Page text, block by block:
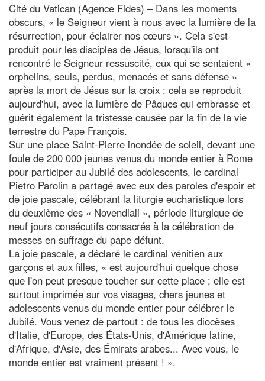
Cité du Vatican (Agence Fides) – Dans les moments
obscurs, « le Seigneur vient à nous avec la lumière de la
résurrection, pour éclairer nos cœurs ». Cela s'est
produit pour les disciples de Jésus, lorsqu'ils ont
rencontré le Seigneur ressuscité, eux qui se sentaient «
orphelins, seuls, perdus, menacés et sans défense »
après la mort de Jésus sur la croix : cela se reproduit
aujourd'hui, avec la lumière de Pâques qui embrasse et
guérit également la tristesse causée par la fin de la vie
terrestre du Pape François.
Sur une place Saint-Pierre inondée de soleil, devant une
foule de 200 000 jeunes venus du monde entier à Rome
pour participer au Jubilé des adolescents, le cardinal
Pietro Parolin a partagé avec eux des paroles d'espoir et
de joie pascale, célébrant la liturgie eucharistique lors
du deuxième des « Novendiali », période liturgique de
neuf jours consécutifs consacrés à la célébration de
messes en suffrage du pape défunt.
La joie pascale, a déclaré le cardinal vénitien aux
garçons et aux filles, « est aujourd'hui quelque chose
que l'on peut presque toucher sur cette place ; elle est
surtout imprimée sur vos visages, chers jeunes et
adolescents venus du monde entier pour célébrer le
Jubilé. Vous venez de partout : de tous les diocèses
d'Italie, d'Europe, des États-Unis, d'Amérique latine,
d'Afrique, d'Asie, des Émirats arabes... Avec vous, le
monde entier est vraiment présent ! ».